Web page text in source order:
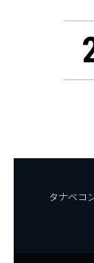
タナベコ